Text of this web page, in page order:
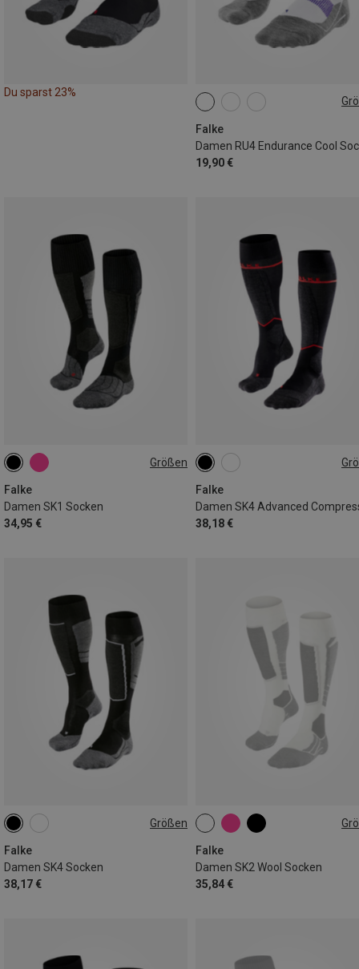
Du sparst 23%
Falke
Damen RU4 Endurance Cool
19,90 €
35|36 37|38
41|42
Größen
Falke
Damen SK1 Socken
34,95 €
35|36
41|42
Falke
38,18 €
35|36
Größen
Falke
Damen SK4 Socken
38,17 €
35|36
41|42
Falke
Damen SK2 Wool Socken
35,84 €
35|36 37|38
41|42